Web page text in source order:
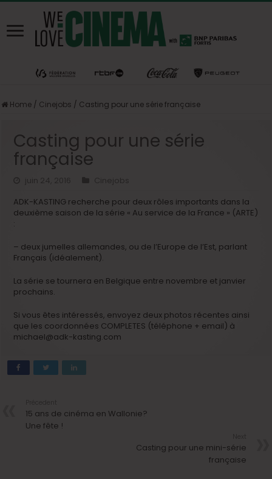
Home / Cinejobs / Casting pour une série française
Casting pour une série
française
juin 24, 2016
Cinejobs
ADK-KASTING recherche pour deux rôles importants dans la
deuxième saison de la série « Au service de la France » (ARTE)
:
– deux jumelles allemandes, ou de l’Europe de l’Est, parlant
Français (idéalement).
La série se tournera en Belgique entre novembre et janvier
prochains.
Si vous êtes intéressés, envoyez deux photos récentes ainsi
que les coordonnées COMPLETES (téléphone + email) à
michael@adk-kasting.com
15 ans de cinéma en Wallonie?
Une fête !
Casting pour une mini-série
française